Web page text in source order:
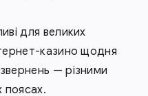
для великих
казино щодня
— різними
поясах.